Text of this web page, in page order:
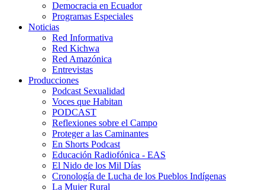
Democracia en Ecuador
Programas Especiales
Noticias
Red Informativa
Red Kichwa
Red Amazónica
Entrevistas
Producciones
Podcast Sexualidad
Voces que Habitan
PODCAST
Reflexiones sobre el Campo
Proteger a las Caminantes
En Shorts Podcast
Educación Radiofónica - EAS
El Nido de los Mil Días
Cronología de Lucha de los Pueblos Indígenas
La Mujer Rural